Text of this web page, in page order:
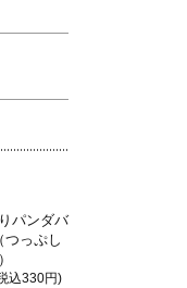
パンダバ
つっぷし
込330円)